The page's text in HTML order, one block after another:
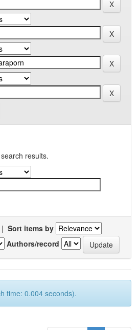
results.
| Sort items by
Authors/record
time: 0.004 seconds).